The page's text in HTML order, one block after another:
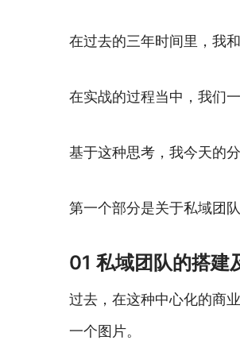
在过去的三年时间里，我
在实战的过程当中，我们
基于这种思考，我今天的
第一个部分是关于私域团
01 私域团队的搭建
过去，在这种中心化的商
一个图片。